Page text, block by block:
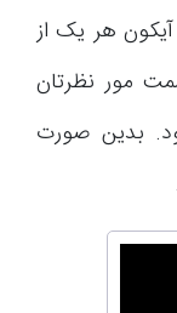
هر یک از
مور نظرتان
بدین صورت